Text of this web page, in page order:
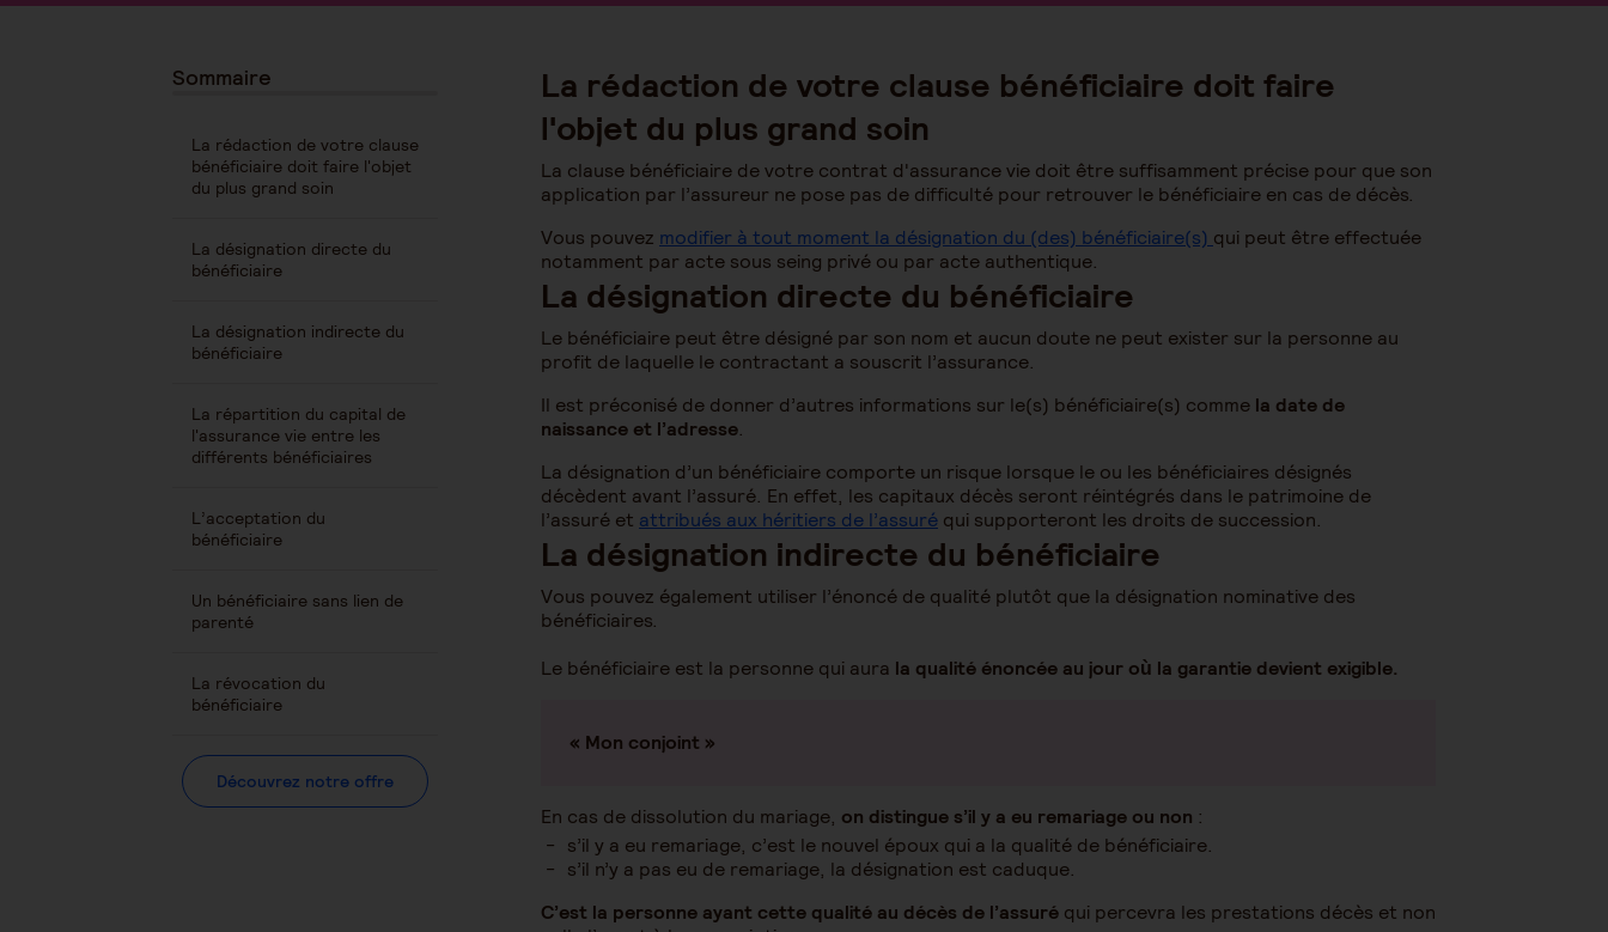
Sommaire
La rédaction de votre clause
bénéficiaire doit faire l'objet
du plus grand soin
La désignation directe du
bénéficiaire
La désignation indirecte du
bénéficiaire
La répartition du capital de
l'assurance vie entre les
différents bénéficiaires
L’acceptation du
bénéficiaire
Un bénéficiaire sans lien de
parenté
La révocation du
bénéficiaire
Découvrez notre offre
La rédaction de votre clause bénéficiaire doit faire
l'objet du plus grand soin
La clause bénéficiaire de votre contrat d'assurance vie doit être suffisamment précise pour que son
application par l’assureur ne pose pas de difficulté pour retrouver le bénéficiaire en cas de décès.
Vous pouvez modifier à tout moment la désignation du (des) bénéficiaire(s) qui peut être effectuée
notamment par acte sous seing privé ou par acte authentique.
La désignation directe du bénéficiaire
Le bénéficiaire peut être désigné par son nom et aucun doute ne peut exister sur la personne au
profit de laquelle le contractant a souscrit l’assurance.
Il est préconisé de donner d’autres informations sur le(s) bénéficiaire(s) comme la date de
naissance et l’adresse.
La désignation d’un bénéficiaire comporte un risque lorsque le ou les bénéficiaires désignés
décèdent avant l’assuré. En effet, les capitaux décès seront réintégrés dans le patrimoine de
l’assuré et attribués aux héritiers de l’assuré qui supporteront les droits de succession.
La désignation indirecte du bénéficiaire
Vous pouvez également utiliser l’énoncé de qualité plutôt que la désignation nominative des
bénéficiaires.
Le bénéficiaire est la personne qui aura la qualité énoncée au jour où la garantie devient exigible.
« Mon conjoint »
En cas de dissolution du mariage, on distingue s’il y a eu remariage ou non :
s’il y a eu remariage, c’est le nouvel époux qui a la qualité de bénéficiaire.
s’il n’y a pas eu de remariage, la désignation est caduque.
C’est la personne ayant cette qualité au décès de l’assuré qui percevra les prestations décès et non